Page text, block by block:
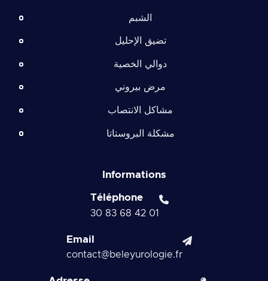
الشبم
تضيق الإحليل
دوالي الخصية
مرض بيروني
مشاكل الانتصاب
مشكلة البروستاتا
Informations
Téléphone
01 42 68 83 30
Email
contact@beleyurologie.fr